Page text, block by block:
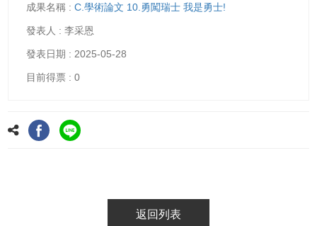
C.學術論文 10.勇闖瑞士 我是勇士!
李采恩
2025-05-28
0
返回列表